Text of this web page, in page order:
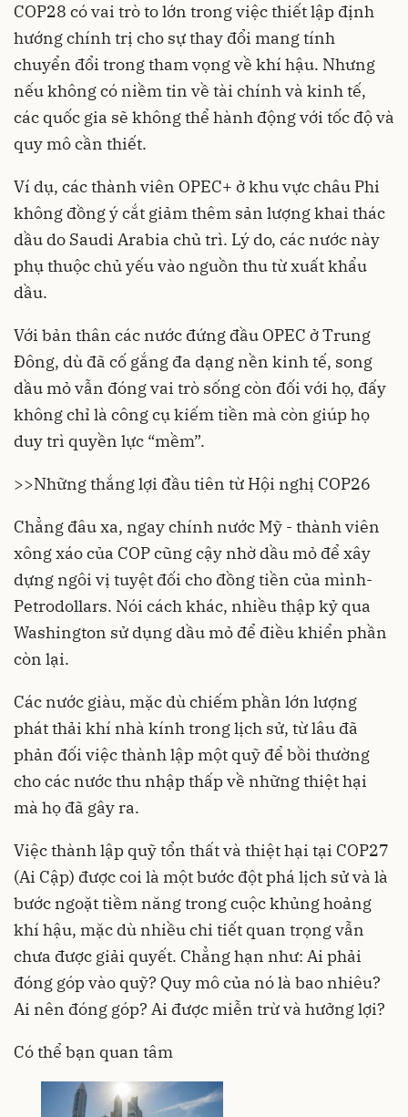
COP28 có vai trò to lớn trong việc thiết lập định
hướng chính trị cho sự thay đổi mang tính
chuyển đổi trong tham vọng về khí hậu. Nhưng
nếu không có niềm tin về tài chính và kinh tế,
các quốc gia sẽ không thể hành động với tốc độ và
quy mô cần thiết.
Ví dụ, các thành viên OPEC+ ở khu vực châu Phi
không đồng ý cắt giảm thêm sản lượng khai thác
dầu do Saudi Arabia chủ trì. Lý do, các nước này
phụ thuộc chủ yếu vào nguồn thu từ xuất khẩu
dầu.
Với bản thân các nước đứng đầu OPEC ở Trung
Đông, dù đã cố gắng đa dạng nền kinh tế, song
dầu mỏ vẫn đóng vai trò sống còn đối với họ, đấy
không chỉ là công cụ kiếm tiền mà còn giúp họ
duy trì quyền lực “mềm”.
>>Những thắng lợi đầu tiên từ Hội nghị COP26
Chẳng đâu xa, ngay chính nước Mỹ - thành viên
xông xáo của COP cũng cậy nhờ dầu mỏ để xây
dựng ngôi vị tuyệt đối cho đồng tiền của mình-
Petrodollars. Nói cách khác, nhiều thập kỷ qua
Washington sử dụng dầu mỏ để điều khiển phần
còn lại.
Các nước giàu, mặc dù chiếm phần lớn lượng
phát thải khí nhà kính trong lịch sử, từ lâu đã
phản đối việc thành lập một quỹ để bồi thường
cho các nước thu nhập thấp về những thiệt hại
mà họ đã gây ra.
Việc thành lập quỹ tổn thất và thiệt hại tại COP27
(Ai Cập) được coi là một bước đột phá lịch sử và là
bước ngoặt tiềm năng trong cuộc khủng hoảng
khí hậu, mặc dù nhiều chi tiết quan trọng vẫn
chưa được giải quyết. Chẳng hạn như: Ai phải
đóng góp vào quỹ? Quy mô của nó là bao nhiêu?
Ai nên đóng góp? Ai được miễn trừ và hưởng lợi?
Có thể bạn quan tâm